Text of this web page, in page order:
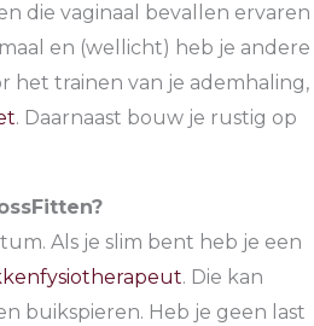
die vaginaal bevallen ervaren
en (wellicht) heb je andere
het trainen van je ademhaling,
. Daarnaast bouw je rustig op
Als je slim bent heb je een
. Die kan
buikspieren. Heb je geen last